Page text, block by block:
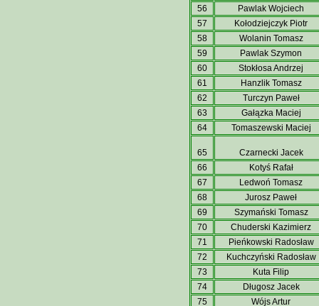
56
Pawlak Wojciech
57
Kołodziejczyk Piotr
58
Wolanin Tomasz
59
Pawlak Szymon
60
Stokłosa Andrzej
61
Hanzlik Tomasz
62
Turczyn Paweł
63
Gałązka Maciej
64
Tomaszewski Maciej
65
Czarnecki Jacek
66
Kotyś Rafał
67
Ledwoń Tomasz
68
Jurosz Paweł
69
Szymański Tomasz
70
Chuderski Kazimierz
71
Pieńkowski Radosław
72
Kuchczyński Radosław
73
Kuta Filip
74
Długosz Jacek
75
Wójs Artur